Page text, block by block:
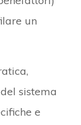
un
sistema
e